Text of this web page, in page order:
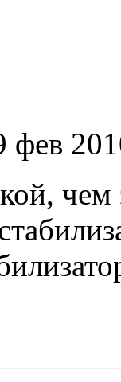
фев